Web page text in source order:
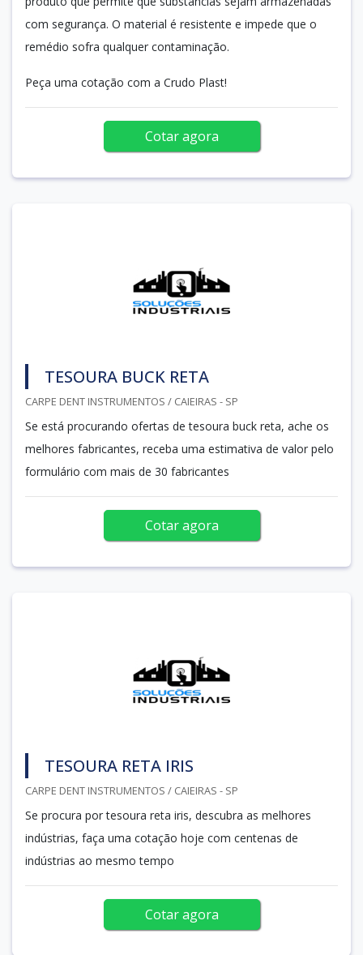
com segurança. O material é resistente e impede que o
remédio sofra qualquer contaminação.
Peça uma cotação com a Crudo Plast!
Cotar agora
TESOURA BUCK RETA
CARPE DENT INSTRUMENTOS / CAIEIRAS - SP
Se está procurando ofertas de tesoura buck reta, ache os
melhores fabricantes, receba uma estimativa de valor pelo
formulário com mais de 30 fabricantes
Cotar agora
TESOURA RETA IRIS
CARPE DENT INSTRUMENTOS / CAIEIRAS - SP
Se procura por tesoura reta iris, descubra as melhores
indústrias, faça uma cotação hoje com centenas de
indústrias ao mesmo tempo
Cotar agora